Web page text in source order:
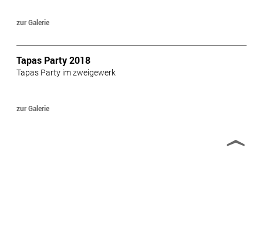
zur Galerie
Tapas Party 2018
Tapas Party im zweigewerk
zur Galerie